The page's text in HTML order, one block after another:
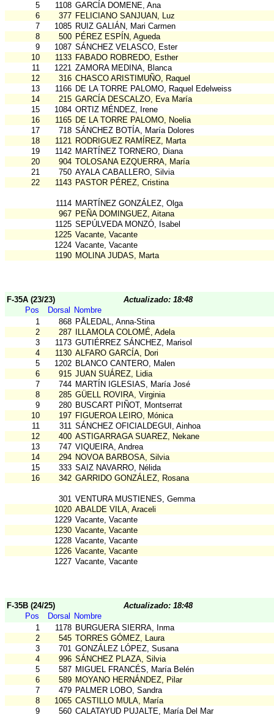
5 1108 GARCÍA DOMENE, Ana
6
377 FELICIANO SANJUAN, Luz
7
1085 RUIZ GALIÁN, Mari Carmen
8
500 PÉREZ ESPÍN, Agueda
9
1087 SÁNCHEZ VELASCO, Ester
10
1133 FABADO ROBREDO, Esther
11
1221 ZAMORA MEDINA, Blanca
12
316 CHASCO ARISTIMUÑO, Raquel
13
1166 DE LA TORRE PALOMO, Raquel Edelweiss
14
215 GARCÍA DESCALZO, Eva María
15
1084 ORTIZ MÉNDEZ, Irene
16
1165 DE LA TORRE PALOMO, Noelia
17
718 SÁNCHEZ BOTÍA, María Dolores
18
1121 RODRIGUEZ RAMÍREZ, Marta
19
1142 MARTÍNEZ TORNERO, Diana
20
904 TOLOSANA EZQUERRA, María
21
750 AYALA CABALLERO, Silvia
22
1143 PASTOR PÉREZ, Cristina
1114 MARTÍNEZ GONZÁLEZ, Olga
967 PEÑA DOMINGUEZ, Aitana
1125 SEPÚLVEDA MONZÓ, Isabel
1225 Vacante, Vacante
1224 Vacante, Vacante
1190 MOLINA JUDAS, Marta
F-35A (23/23)
Actualizado: 18:48
Pos
Dorsal
Nombre
1
868 PÅLEDAL, Anna-Stina
2
287
ILLAMOLA COLOMÉ, Adela
3
1173 GUTIÉRREZ SÁNCHEZ, Marisol
4
1130 ALFARO GARCÍA, Dori
5
1202 BLANCO CANTERO, Malen
6
915 JUAN SUÁREZ, Lidia
7
744 MARTÍN IGLESIAS, María José
8
285 GÜELL ROVIRA, Virginia
9
280 BUSCART PIÑOT, Montserrat
10
197 FIGUEROA LEIRO, Mónica
11
311 SÁNCHEZ OFICIALDEGUI, Ainhoa
12
400 ASTIGARRAGA SUAREZ, Nekane
13
747 VIQUEIRA, Andrea
14
294 NOVOA BARBOSA, Silvia
15
333 SAIZ NAVARRO, Nélida
16
342 GARRIDO GONZÁLEZ, Rosana
301 VENTURA MUSTIENES, Gemma
1020 ABALDE VILA, Araceli
1229 Vacante, Vacante
1230 Vacante, Vacante
1228 Vacante, Vacante
1226 Vacante, Vacante
1227 Vacante, Vacante
F-35B (24/25)
Actualizado: 18:48
Pos
Dorsal
Nombre
1
1178 BURGUERA SIERRA, Inma
2
545 TORRES GÓMEZ, Laura
3
701 GONZÁLEZ LÓPEZ, Susana
4
996 SÁNCHEZ PLAZA, Silvia
5
587 MIGUEL FRANCÉS, María Belén
6
589 MOYANO HERNÁNDEZ, Pilar
7
479 PALMER LOBO, Sandra
8
1065 CASTILLO MULA, María
9
560 CALATAYUD PUJALTE, María Del Mar